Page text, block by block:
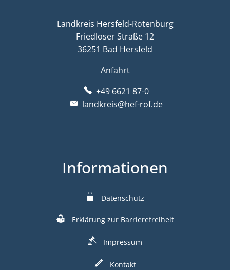
Landkreis Hersfeld-Rotenburg
Friedloser Straße 12
36251 Bad Hersfeld
Anfahrt
+49 6621 87-0
landkreis@hef-rof.de
Informationen
Datenschutz
Erklärung zur Barrierefreiheit
Impressum
Kontakt